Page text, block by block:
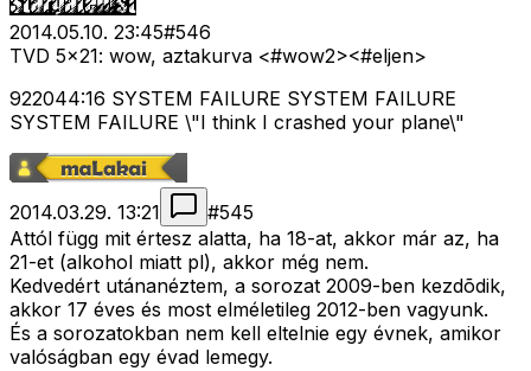
2014.05.10. 23:45#546
TVD 5x21: wow, aztakurva <#wow2><#eljen>
922044:16 SYSTEM FAILURE SYSTEM FAILURE
SYSTEM FAILURE \"I think I crashed your plane\"
2014.03.29. 13:21 #545
Attól függ mit értesz alatta, ha 18-at, akkor már az, ha
21-et (alkohol miatt pl), akkor még nem.
Kedvedért utánanéztem, a sorozat 2009-ben kezdõdik,
akkor 17 éves és most elméletileg 2012-ben vagyunk.
És a sorozatokban nem kell eltelnie egy évnek, amikor
valóságban egy évad lemegy.